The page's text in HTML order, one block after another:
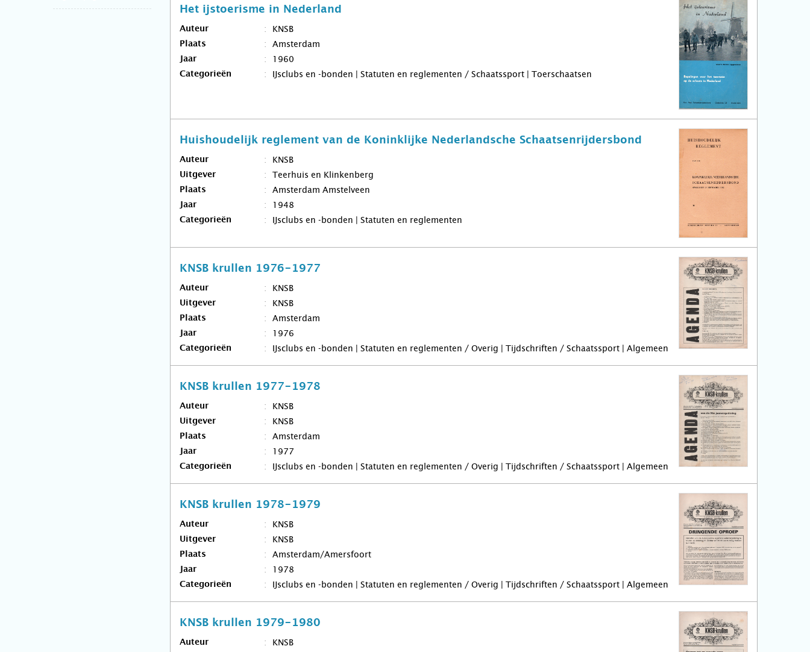
Het ijstoerisme in Nederland
Auteur KNSB
Plaats Amsterdam
Jaar 1960
Categorieën IJsclubs en -bonden | Statuten en reglementen / Schaatssport | Toerschaatsen
Huishoudelijk reglement van de Koninklijke Nederlandsche Schaatsenrijdersbond
Auteur KNSB
Uitgever Teerhuis en Klinkenberg
Plaats Amsterdam Amstelveen
Jaar 1948
Categorieën IJsclubs en -bonden | Statuten en reglementen
KNSB krullen 1976-1977
Auteur KNSB
Uitgever KNSB
Plaats Amsterdam
Jaar 1976
Categorieën IJsclubs en -bonden | Statuten en reglementen / Overig | Tijdschriften / Schaatssport | Algemeen
KNSB krullen 1977-1978
Auteur KNSB
Uitgever KNSB
Plaats Amsterdam
Jaar 1977
Categorieën IJsclubs en -bonden | Statuten en reglementen / Overig | Tijdschriften / Schaatssport | Algemeen
KNSB krullen 1978-1979
Auteur KNSB
Uitgever KNSB
Plaats Amsterdam/Amersfoort
Jaar 1978
Categorieën IJsclubs en -bonden | Statuten en reglementen / Overig | Tijdschriften / Schaatssport | Algemeen
KNSB krullen 1979-1980
Auteur KNSB